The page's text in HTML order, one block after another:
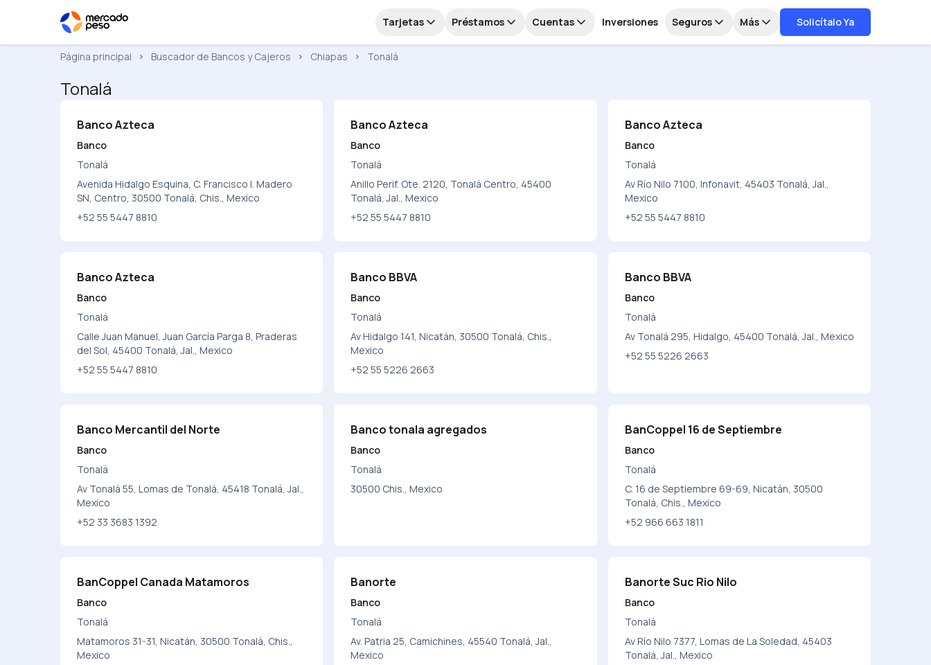
Tarjetas Préstamos Cuentas Inversiones Seguros Más Solicítalo Ya
Página principal Buscador de Bancos y Cajeros Chiapas Tonalá
Tonalá
Banco Azteca
Banco
Tonalá
Avenida Hidalgo Esquina, C. Francisco I. Madero
SN, Centro, 30500 Tonalá, Chis., Mexico
+52 55 5447 8810
Banco Azteca
Banco
Tonalá
Anillo Perif. Ote. 2120, Tonalá Centro, 45400
Tonalá, Jal., Mexico
+52 55 5447 8810
Banco Azteca
Banco
Tonalá
Av Río Nilo 7100, Infonavit, 45403 Tonalá, Jal.,
Mexico
+52 55 5447 8810
Banco Azteca
Banco
Tonalá
Calle Juan Manuel, Juan García Parga 8, Praderas
del Sol, 45400 Tonalá, Jal., Mexico
+52 55 5447 8810
Banco BBVA
Banco
Tonalá
Av Hidalgo 141, Nicatán, 30500 Tonalá, Chis.,
Mexico
+52 55 5226 2663
Banco BBVA
Banco
Tonalá
Av Tonalá 295, Hidalgo, 45400 Tonalá, Jal., Mexico
+52 55 5226 2663
Banco Mercantil del Norte
Banco
Tonalá
Av Tonalá 55, Lomas de Tonalá, 45418 Tonalá, Jal.,
Mexico
+52 33 3683 1392
Banco tonala agregados
Banco
Tonalá
30500 Chis., Mexico
BanCoppel 16 de Septiembre
Banco
Tonalá
C. 16 de Septiembre 69-69, Nicatán, 30500
Tonalá, Chis., Mexico
+52 966 663 1811
BanCoppel Canada Matamoros
Banco
Tonalá
Matamoros 31-31, Nicatán, 30500 Tonalá, Chis.,
Mexico
Banorte
Banco
Tonalá
Av. Patria 25, Camichines, 45540 Tonalá, Jal.,
Mexico
Banorte Suc Rio Nilo
Banco
Tonalá
Av Río Nilo 7377, Lomas de La Soledad, 45403
Tonalá, Jal., Mexico